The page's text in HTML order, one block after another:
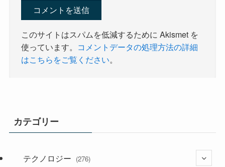
このサイトはスパムを低減するために Akismet を
使っています。 コメントデータの処理方法の詳細
はこちらをご覧ください。
カテゴリー
テクノロジー (276)